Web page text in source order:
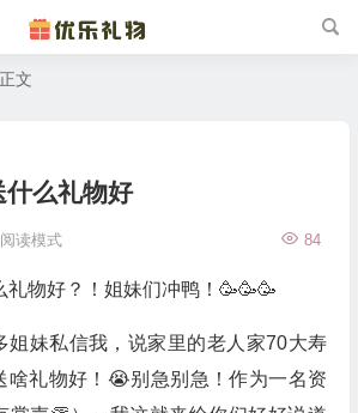
正文
么礼物好
84
阅读模式
礼物好？！姐妹们冲鸭！🥳🥳🥳
姐妹私信我，说家里的老人家70大寿
啥礼物好！😭别急别急！作为一名资